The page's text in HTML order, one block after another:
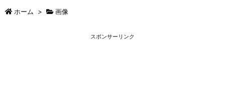
ホーム > 画像
スポンサーリンク